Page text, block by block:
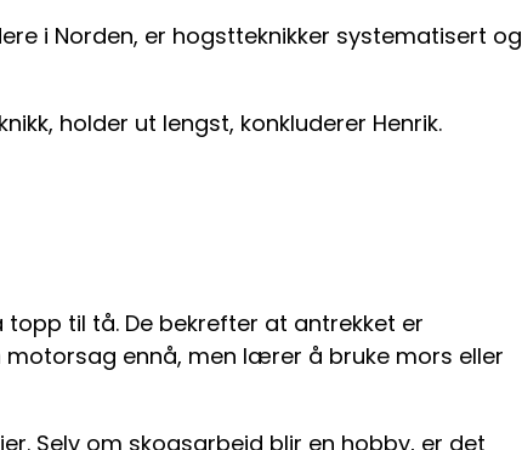
i Norden, er hogstteknikker systematisert og
holder ut lengst, konkluderer Henrik.
til tå. De bekrefter at antrekket er
ennå, men lærer å bruke mors eller
Selv om skogsarbeid blir en hobby, er det